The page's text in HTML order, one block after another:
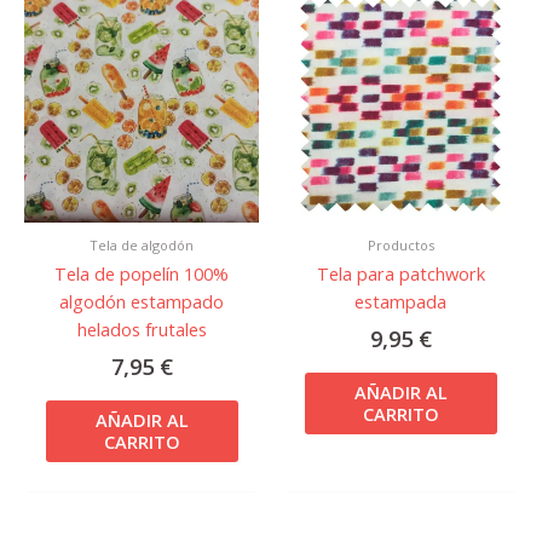
Tela de algodón
Tela de popelín 100%
algodón estampado
helados frutales
7,95 €
AÑADIR AL
CARRITO
Productos
Tela para patchwork
estampada
9,95 €
AÑADIR AL
CARRITO